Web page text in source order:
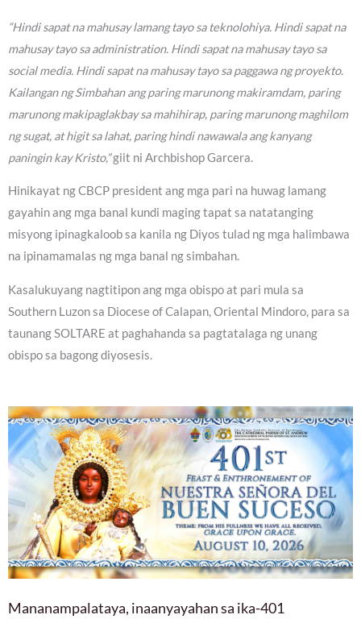
“Hindi sapat na mahusay lamang tayo sa teknolohiya. Hindi sapat na
mahusay tayo sa administration. Hindi sapat na mahusay tayo sa
social media. Hindi sapat na mahusay tayo sa paggawa ng proyekto.
Kailangan ng Simbahan ang paring marunong makiramdam, paring
marunong makipaglakbay sa mahihirap, paring marunong maghilom
ng sugat, at higit sa lahat, paring hindi nawawala ang kanyang
paningin kay Kristo,”giit ni Archbishop Garcera.
Hinikayat ng CBCP president ang mga pari na huwag lamang
gayahin ang mga banal kundi maging tapat sa natatanging
misyong ipinagkaloob sa kanila ng Diyos tulad ng mga halimbawa
na ipinamamalas ng mga banal ng simbahan.
Kasalukuyang nagtitipon ang mga obispo at pari mula sa
Southern Luzon sa Diocese of Calapan, Oriental Mindoro, para sa
taunang SOLTARE at paghahanda sa pagtatalaga ng unang
obispo sa bagong diyosesis.
Mananampalataya, inaanyayahan sa ika-401